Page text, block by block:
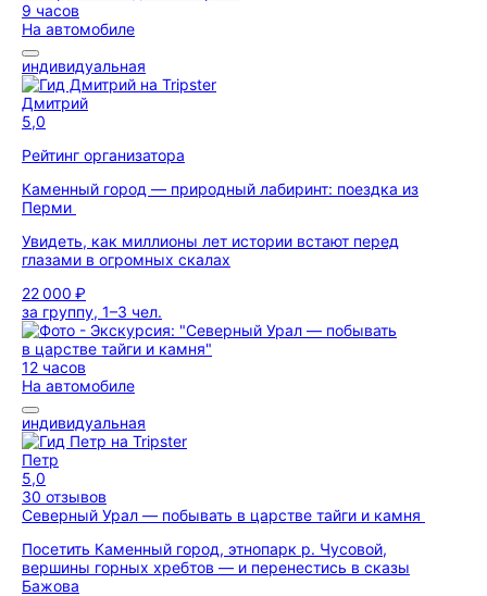
9 часов
На автомобиле
индивидуальная
Дмитрий
5,0
Рейтинг организатора
Каменный город — природный лабиринт: поездка из
Перми
Увидеть, как миллионы лет истории встают перед
глазами в огромных скалах
22 000 ₽
за группу, 1–3 чел.
12 часов
На автомобиле
индивидуальная
Петр
5,0
30 отзывов
Северный Урал — побывать в царстве тайги и камня
Посетить Каменный город, этнопарк р. Чусовой,
вершины горных хребтов — и перенестись в сказы
Бажова